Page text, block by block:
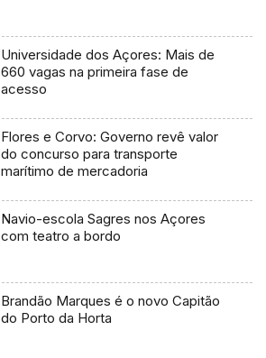
Universidade dos Açores: Mais de
660 vagas na primeira fase de
acesso
Flores e Corvo: Governo revê valor
do concurso para transporte
marítimo de mercadoria
Navio-escola Sagres nos Açores
com teatro a bordo
Brandão Marques é o novo Capitão
do Porto da Horta